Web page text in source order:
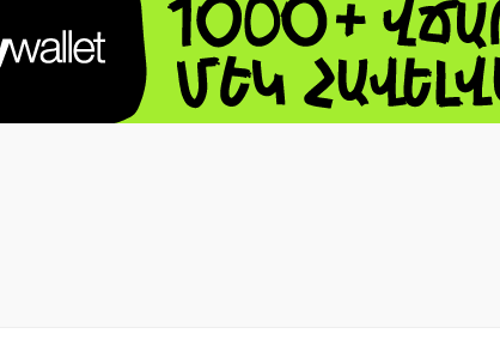
LME: ALUMINIUM - 3184.00
-0.27 COPPER - 13791.00
-0.12
LME: NICKEL - 17249.00
+0.09 TIN - 55268.00
+2.50
LME: LEAD - 1877.50
-1.00 ZINC - 3643.00
+1.43
FOREX: USD/JPY - 158.37
+0.44 EUR/GBP - 1.1521
-0.23
FOREX: EUR/USD - 1.1521
-0.23 GBP/USD - 1.3448
-0.08